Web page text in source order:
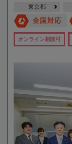
東京都
全国対応
オンライン相談可